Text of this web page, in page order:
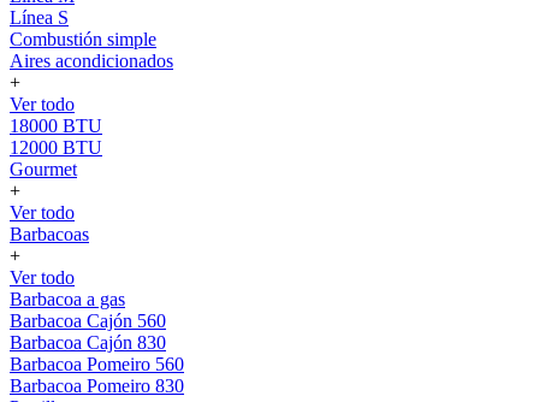
Línea S
Combustión simple
Aires acondicionados
+
Ver todo
18000 BTU
12000 BTU
Gourmet
+
Ver todo
Barbacoas
+
Ver todo
Barbacoa a gas
Barbacoa Cajón 560
Barbacoa Cajón 830
Barbacoa Pomeiro 560
Barbacoa Pomeiro 830